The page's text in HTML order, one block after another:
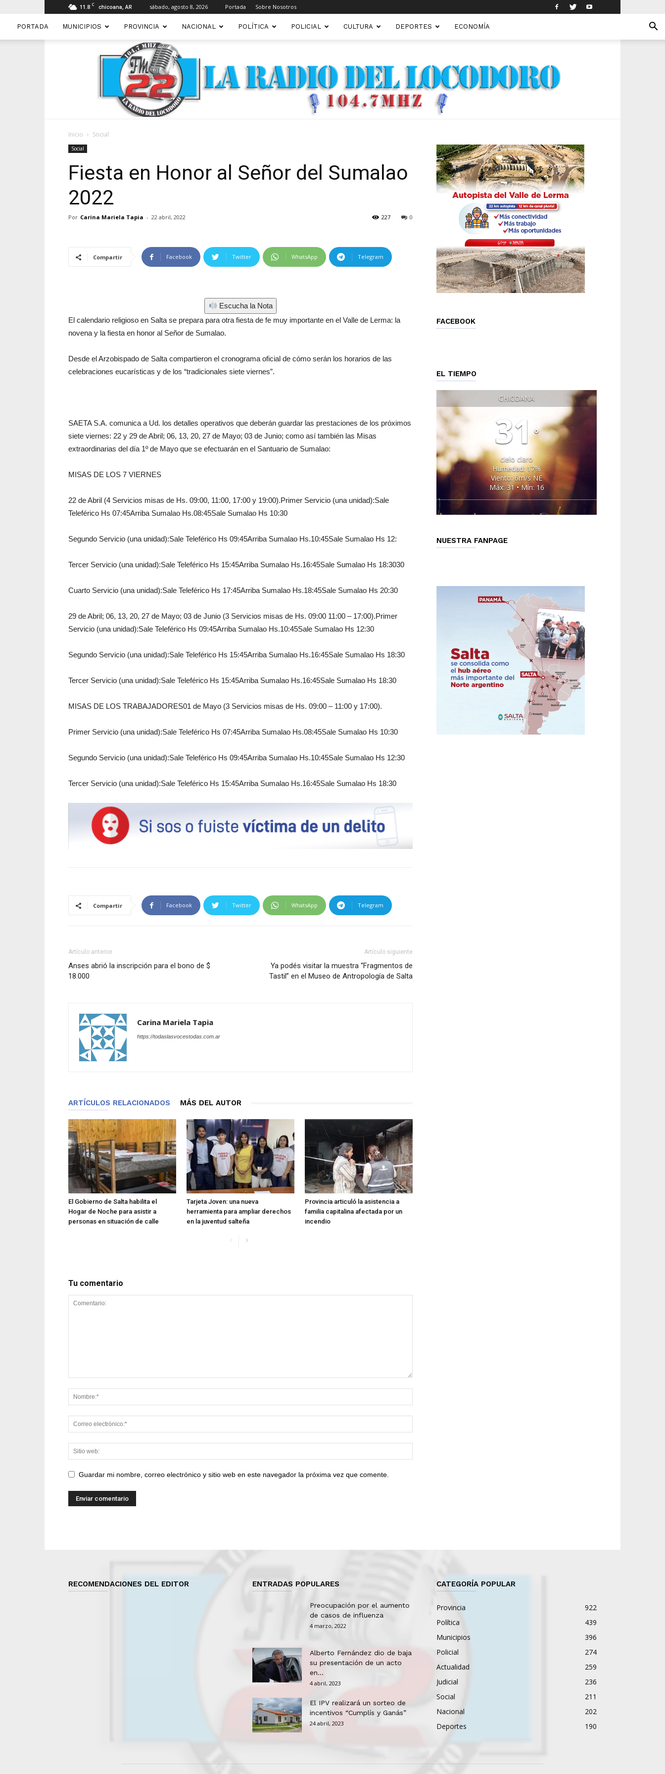
11.8 C chicoana, AR sábado, agosto 8, 2026 Portada Sobre Nosotros
PORTADA MUNICIPIOS PROVINCIA NACIONAL POLÍTICA POLICIAL CULTURA DEPORTES ECONOMÍA
Inicio Social
Social
Fiesta en Honor al Señor del Sumalao
2022
Por Carina Mariela Tapia - 22 abril, 2022 0
227
Compartir Facebook Twitter WhatsApp Telegram
Escucha la Nota
El calendario religioso en Salta se prepara para otra fiesta de fe muy importante en el Valle de Lerma: la
novena y la fiesta en honor al Señor de Sumalao.
Desde el Arzobispado de Salta compartieron el cronograma oficial de cómo serán los horarios de las
celebraciones eucarísticas y de los “tradicionales siete viernes”.
SAETA S.A. comunica a Ud. los detalles operativos que deberán guardar las prestaciones de los próximos
siete viernes: 22 y 29 de Abril; 06, 13, 20, 27 de Mayo; 03 de Junio; como así también las Misas
extraordinarias del día 1º de Mayo que se efectuarán en el Santuario de Sumalao:
MISAS DE LOS 7 VIERNES
22 de Abril (4 Servicios misas de Hs. 09:00, 11:00, 17:00 y 19:00).Primer Servicio (una unidad):Sale
Teleférico Hs 07:45Arriba Sumalao Hs.08:45Sale Sumalao Hs 10:30
Segundo Servicio (una unidad):Sale Teleférico Hs 09:45Arriba Sumalao Hs.10:45Sale Sumalao Hs 12:
Tercer Servicio (una unidad):Sale Teleférico Hs 15:45Arriba Sumalao Hs.16:45Sale Sumalao Hs 18:3030
Cuarto Servicio (una unidad):Sale Teleférico Hs 17:45Arriba Sumalao Hs.18:45Sale Sumalao Hs 20:30
29 de Abril; 06, 13, 20, 27 de Mayo; 03 de Junio (3 Servicios misas de Hs. 09:00 11:00 – 17:00).Primer
Servicio (una unidad):Sale Teleférico Hs 09:45Arriba Sumalao Hs.10:45Sale Sumalao Hs 12:30
Segundo Servicio (una unidad):Sale Teleférico Hs 15:45Arriba Sumalao Hs.16:45Sale Sumalao Hs 18:30
Tercer Servicio (una unidad):Sale Teleférico Hs 15:45Arriba Sumalao Hs.16:45Sale Sumalao Hs 18:30
MISAS DE LOS TRABAJADORES01 de Mayo (3 Servicios misas de Hs. 09:00 – 11:00 y 17:00).
Primer Servicio (una unidad):Sale Teleférico Hs 07:45Arriba Sumalao Hs.08:45Sale Sumalao Hs 10:30
Segundo Servicio (una unidad):Sale Teleférico Hs 09:45Arriba Sumalao Hs.10:45Sale Sumalao Hs 12:30
Tercer Servicio (una unidad):Sale Teleférico Hs 15:45Arriba Sumalao Hs.16:45Sale Sumalao Hs 18:30
Compartir Facebook Twitter WhatsApp Telegram
Artículo anterior
Anses abrió la inscripción para el bono de $
18.000
Artículo siguiente
Ya podés visitar la muestra “Fragmentos de
Tastil” en el Museo de Antropología de Salta
Carina Mariela Tapia
https://todaslasvocestodas.com.ar
ARTÍCULOS RELACIONADOS MÁS DEL AUTOR
El Gobierno de Salta habilita el
Hogar de Noche para asistir a
personas en situación de calle
Tarjeta Joven: una nueva
herramienta para ampliar derechos
en la juventud salteña
Provincia articuló la asistencia a
familia capitalina afectada por un
incendio
Tu comentario
Guardar mi nombre, correo electrónico y sitio web en este navegador la próxima vez que comente.
FACEBOOK
EL TIEMPO
CHICOANA
31°
cielo claro
Humedad: 17%
Viento: 6m/s NE
Máx: 31 • Mín: 16
NUESTRA FANPAGE
RECOMENDACIONES DEL EDITOR ENTRADAS POPULARES
Preocupación por el aumento
de casos de influenza
4 marzo, 2022
Alberto Fernández dio de baja
su presentación de un acto
en...
4 abril, 2023
El IPV realizará un sorteo de
incentivos “Cumplís y Ganás”
24 abril, 2023
CATEGORÍA POPULAR
Provincia
922
Política
439
Municipios
396
Policial
274
Actualidad
259
Judicial
236
Social
211
Nacional
202
Deportes
190